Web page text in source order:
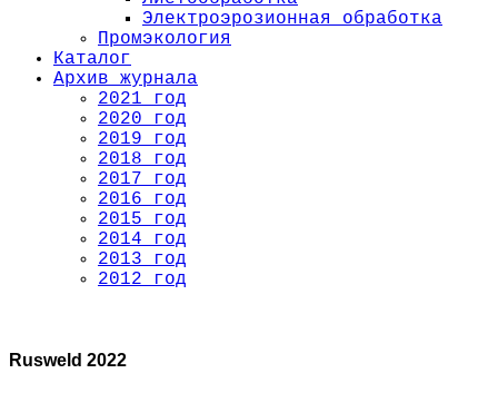
Электроэрозионная обработка
Промэкология
Каталог
Архив журнала
2021 год
2020 год
2019 год
2018 год
2017 год
2016 год
2015 год
2014 год
2013 год
2012 год
Rusweld 2022